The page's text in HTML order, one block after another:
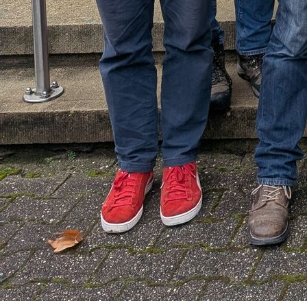
IMG_20240629_150807